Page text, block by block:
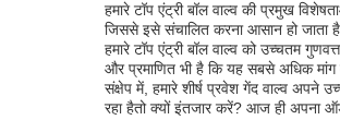
हमारे टॉप एंट्री बॉल वाल्व की प्रमुख
जिससे इसे संचालित करना आसान हो
हमारे टॉप एंट्री बॉल वाल्व को उच्चतम
और प्रमाणित भी है कि यह सबसे अधिक मांग
संक्षेप में, हमारे शीर्ष प्रवेश गेंद वाल्व अपने
रहा हैतो क्यों इंतजार करें? आज ही अपना